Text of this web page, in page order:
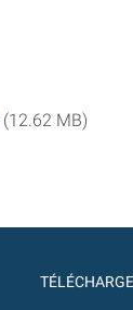
(12.62 MB)